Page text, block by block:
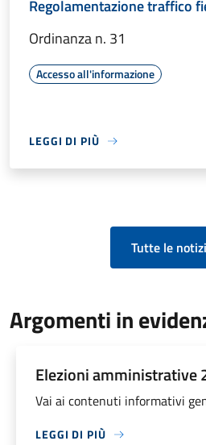
Regolamentazione traffico
Ordinanza n. 31
Accesso all'informazione
LEGGI DI PIÙ
Tutte le
Argomenti in
Elezioni amministrative
Vai ai contenuti informativi
LEGGI DI PIÙ